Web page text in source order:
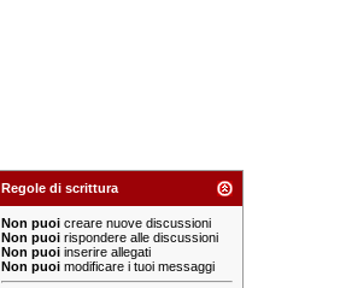
Regole di scrittura
Non puoi creare nuove discussioni
Non puoi rispondere alle discussioni
Non puoi inserire allegati
Non puoi modificare i tuoi messaggi